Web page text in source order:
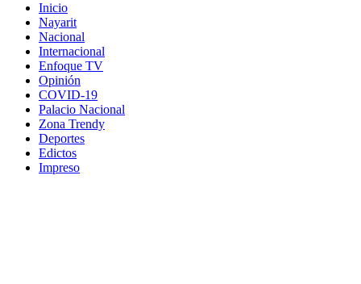
Inicio
Nayarit
Nacional
Internacional
Enfoque TV
Opinión
COVID-19
Palacio Nacional
Zona Trendy
Deportes
Edictos
Impreso